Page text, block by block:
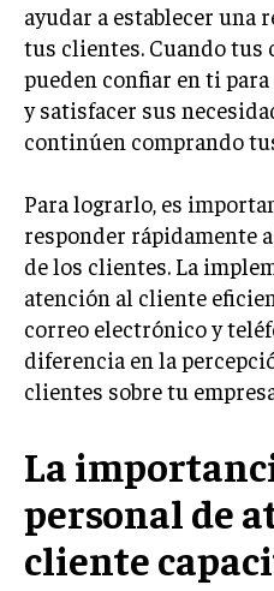
PLANIFICACIÓN
FINANZAS
FINANZAS Y
GESTIÓN DE
INVERSIONES Y
CONTABILIDAD
ECONOMÍA
INTERNACIONAL
NEGOCIOS
EXPANSIÓN GLOBAL
IMPORTACIÓN Y
ALIANZAS
ayudar a establecer una
tus clientes. Cuando tus
pueden confiar en ti
y satisfacer sus
continúen comprando
Para lograrlo, es
responder rápidamente
de los clientes. La
atención al cliente
correo electrónico y
diferencia en la
clientes sobre tu
La
personal de
cliente